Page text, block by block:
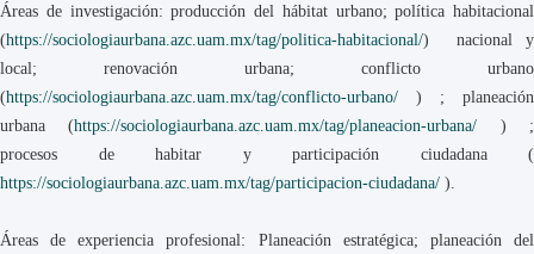
Áreas de investigación: producción del hábitat urbano; política habitacional
(https://sociologiaurbana.azc.uam.mx/tag/politica-habitacional/) nacional y
local; renovación urbana; conflicto urbano
(https://sociologiaurbana.azc.uam.mx/tag/conflicto-urbano/ ) ; planeación
urbana (https://sociologiaurbana.azc.uam.mx/tag/planeacion-urbana/ ) ;
procesos de habitar y participación ciudadana (
https://sociologiaurbana.azc.uam.mx/tag/participacion-ciudadana/ ).
Áreas de experiencia profesional: Planeación estratégica; planeación del